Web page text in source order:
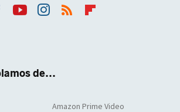
de...
Amazon Prime Video